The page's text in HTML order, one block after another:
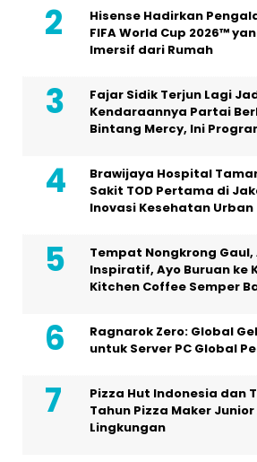
Hisense Hadirkan
FIFA World Cup 2026™
Imersif dari Rumah
Fajar Sidik Terjun Lagi
Kendaraannya Partai
Bintang Mercy, Ini
Brawijaya Hospital
Sakit TOD Pertama di
Inovasi Kesehatan Urban
Tempat Nongkrong Gaul,
Inspiratif, Ayo Buruan ke
Kitchen Coffee Semper
Ragnarok Zero: Global
untuk Server PC Global
Pizza Hut Indonesia dan
Tahun Pizza Maker
Lingkungan